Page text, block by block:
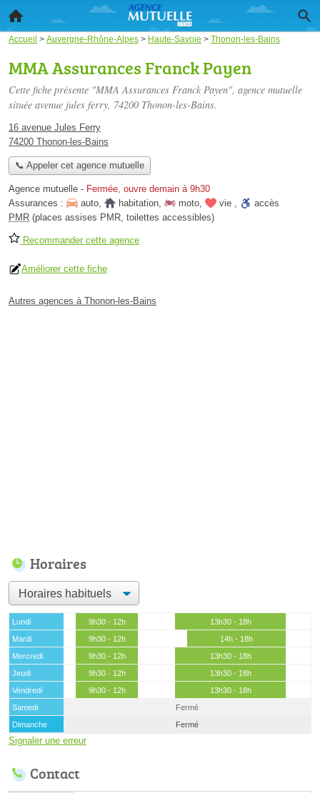
Accueil > Auvergne-Rhône-Alpes > Haute-Savoie > Thonon-les-Bains
MMA Assurances Franck Payen
Cette fiche présente "MMA Assurances Franck Payen", agence mutuelle
située avenue jules ferry, 74200 Thonon-les-Bains.
16 avenue Jules Ferry
74200 Thonon-les-Bains
📞 Appeler cet agence mutuelle
Agence mutuelle - Fermée, ouvre demain à 9h30
Assurances :
auto, habitation, moto, vie ,
accès
PMR (places assises PMR, toilettes accessibles)
Recommander cette agence
Améliorer cette fiche
Autres agences à Thonon-les-Bains
Horaires
Lundi 9h30 - 12h
13h30 - 18h
Mardi
9h30 - 12h
14h - 18h
Mercredi
9h30 - 12h
13h30 - 18h
Jeudi
9h30 - 12h
13h30 - 18h
Vendredi
9h30 - 12h
13h30 - 18h
Samedi
Fermé
Dimanche
Fermé
Signaler une erreur
Contact